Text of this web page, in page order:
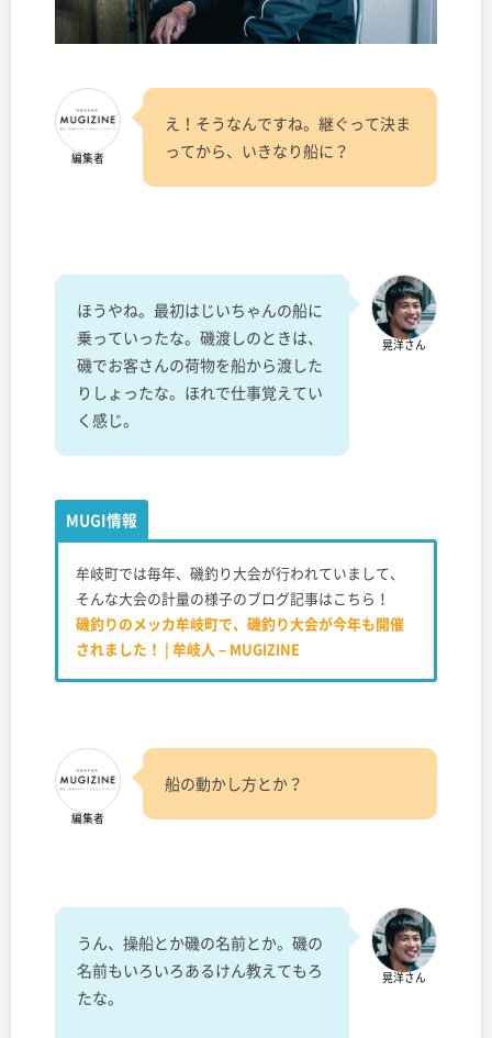
編集者
え！そうなんですね。継ぐって決ま
ってから、いきなり船に？
晃洋さん
ほうやね。最初はじいちゃんの船に
乗っていったな。磯渡しのときは、
磯でお客さんの荷物を船から渡した
りしょったな。ほれで仕事覚えてい
く感じ。
MUGI情報
牟岐町では毎年、磯釣り大会が行われていまして、
そんな大会の計量の様子のブログ記事はこちら！
磯釣りのメッカ牟岐町で、磯釣り大会が今年も開催
されました！ | 牟岐人 – MUGIZINE
編集者
船の動かし方とか？
晃洋さん
うん、操船とか磯の名前とか。磯の
名前もいろいろあるけん教えてもろ
たな。